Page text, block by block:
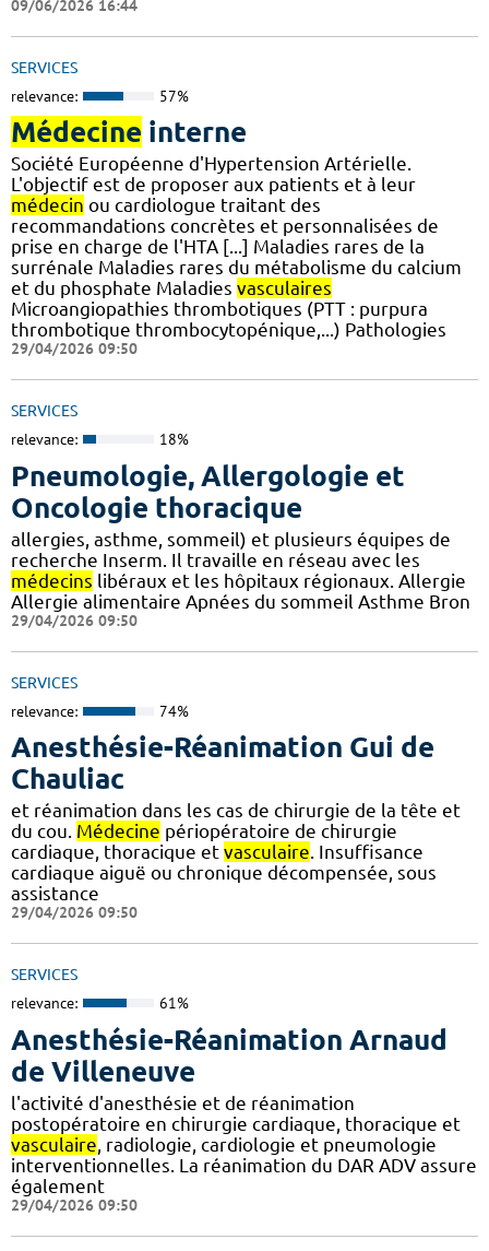
09/06/2026 16:44
SERVICES
relevance: 57%
Médecine interne
Société Européenne d'Hypertension Artérielle.
L'objectif est de proposer aux patients et à leur
médecin ou cardiologue traitant des
recommandations concrètes et personnalisées de
prise en charge de l'HTA [...] Maladies rares de la
surrénale Maladies rares du métabolisme du calcium
et du phosphate Maladies vasculaires
Microangiopathies thrombotiques (PTT : purpura
thrombotique thrombocytopénique,...) Pathologies
29/04/2026 09:50
SERVICES
relevance: 18%
Pneumologie, Allergologie et
Oncologie thoracique
allergies, asthme, sommeil) et plusieurs équipes de
recherche Inserm. Il travaille en réseau avec les
médecins libéraux et les hôpitaux régionaux. Allergie
Allergie alimentaire Apnées du sommeil Asthme Bron
29/04/2026 09:50
SERVICES
relevance: 74%
Anesthésie-Réanimation Gui de
Chauliac
et réanimation dans les cas de chirurgie de la tête et
du cou. Médecine périopératoire de chirurgie
cardiaque, thoracique et vasculaire. Insuffisance
cardiaque aiguë ou chronique décompensée, sous
assistance
29/04/2026 09:50
SERVICES
relevance: 61%
Anesthésie-Réanimation Arnaud
de Villeneuve
l'activité d'anesthésie et de réanimation
postopératoire en chirurgie cardiaque, thoracique et
vasculaire, radiologie, cardiologie et pneumologie
interventionnelles. La réanimation du DAR ADV assure
également
29/04/2026 09:50